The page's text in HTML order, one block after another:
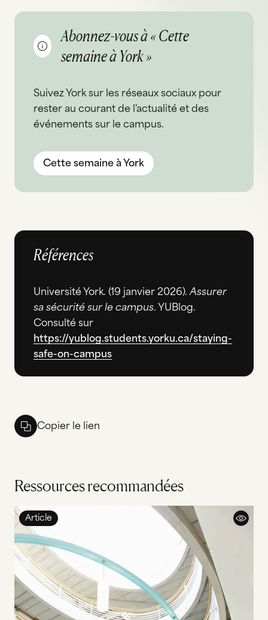
Abonnez-vous à « Cette
semaine à York »
Suivez York sur les réseaux sociaux pour
rester au courant de l'actualité et des
événements sur le campus.
Cette semaine à York
Références
Université York. (19 janvier 2026). Assurer
sa sécurité sur le campus. YUBlog.
Consulté sur
https://yublog.students.yorku.ca/staying-
safe-on-campus
Copier le lien
Ressources recommandées
Article